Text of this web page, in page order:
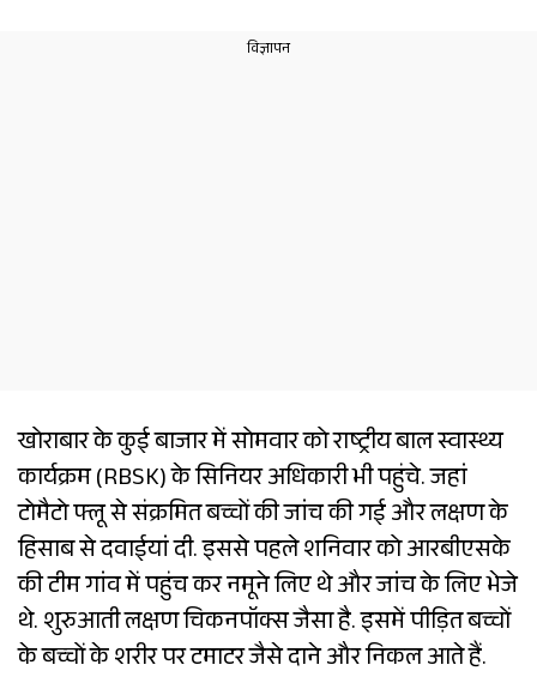
खोराबार के कुई बाजार में सोमवार को राष्ट्रीय बाल स्वास्थ्य
कार्यक्रम (RBSK) के सिनियर अधिकारी भी पहुंचे. जहां
टोमैटो फ्लू से संक्रमित बच्चों की जांच की गई और लक्षण के
हिसाब से दवाईयां दी. इससे पहले शनिवार को आरबीएसके
की टीम गांव में पहुंच कर नमूने लिए थे और जांच के लिए भेजे
थे. शुरुआती लक्षण चिकनपॉक्स जैसा है. इसमें पीड़ित बच्चों
के बच्चों के शरीर पर टमाटर जैसे दाने और निकल आते हैं.